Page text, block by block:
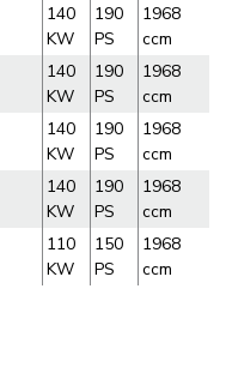
140
KW
190
PS
1968
ccm
140
KW
190
PS
1968
ccm
140
KW
190
PS
1968
ccm
140
KW
190
PS
1968
ccm
110
KW
150
PS
1968
ccm